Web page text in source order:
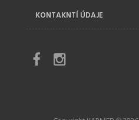
KONTAKNTÍ ÚDAJE